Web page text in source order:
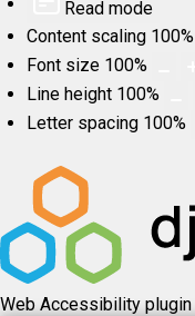
Read mode
Content scaling 100%
Font size 100%
Line height 100%
Letter spacing 100%
Web Accessibility plugin